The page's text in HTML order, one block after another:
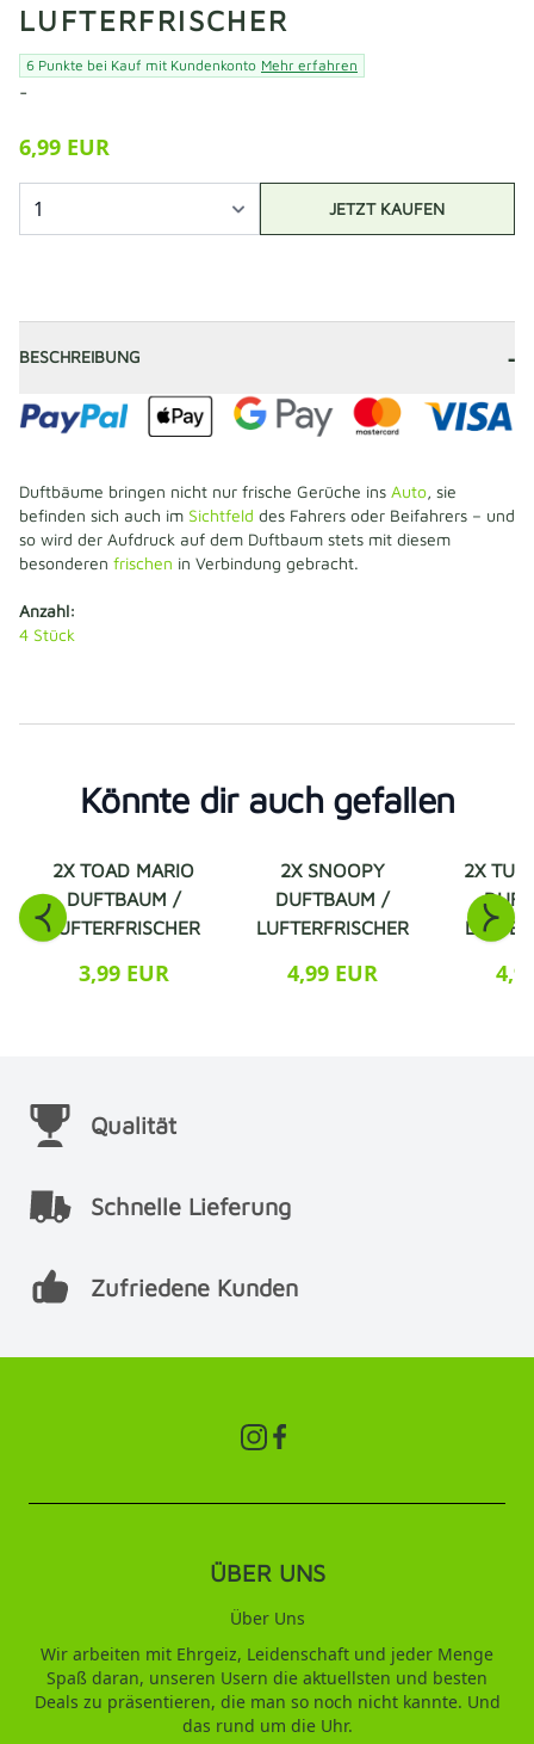
LUFTERFRISCHER
6 Punkte bei Kauf mit Kundenkonto Mehr erfahren
-
6,99 EUR
JETZT KAUFEN
BESCHREIBUNG -
Duftbäume bringen nicht nur frische Gerüche ins Auto, sie
befinden sich auch im Sichtfeld des Fahrers oder Beifahrers – und
so wird der Aufdruck auf dem Duftbaum stets mit diesem
besonderen frischen in Verbindung gebracht.
Anzahl:
4 Stück
Könnte dir auch gefallen
2X TOAD MARIO
DUFTBAUM /
LUFTERFRISCHER
3,99 EUR
2X SNOOPY
DUFTBAUM /
LUFTERFRISCHER
4,99 EUR
2X
Qualität
Schnelle Lieferung
Zufriedene Kunden
ÜBER UNS
Über Uns
Wir arbeiten mit Ehrgeiz, Leidenschaft und jeder Menge
Spaß daran, unseren Usern die aktuellsten und besten
Deals zu präsentieren, die man so noch nicht kannte. Und
das rund um die Uhr.